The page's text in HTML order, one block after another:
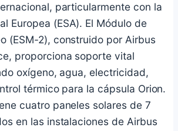
particularmente con la
Europea (ESA). El Módulo de
(ESM-2), construido por Airbus
proporciona soporte vital
oxígeno, agua, electricidad,
térmico para la cápsula Orion.
cuatro paneles solares de 7
en las instalaciones de Airbus